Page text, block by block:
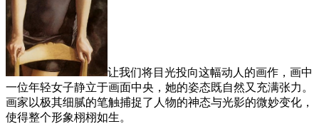
让我们将目光投向这幅动人的画作，画中
一位年轻女子静立于画面中央，她的姿态既自然又充满张力。
画家以极其细腻的笔触捕捉了人物的神态与光影的微妙变化，
使得整个形象栩栩如生。